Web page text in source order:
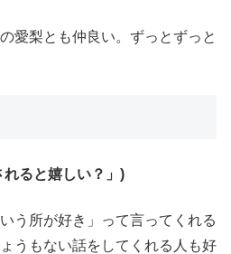
愛梨とも仲良い。ずっとずっと
ると嬉しい？」)
う所が好き」って言ってくれる
うもない話をしてくれる人も好